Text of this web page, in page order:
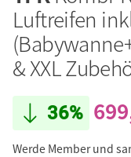
Luftreifen
& XXL
36%
Werde Member und